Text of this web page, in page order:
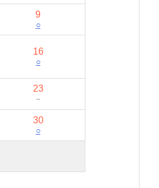
9
○
16
○
23
－
30
○